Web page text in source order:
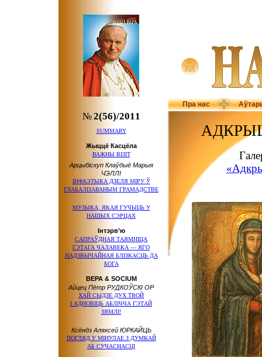
Пра нас
№2(56)/2011
SUMMARY
Жыццё Касцёла
ВАЖНЫ ВІЗІТ
Арцыбіскуп Клаўдыё Марыя
ЧЭЛЛІ
ІНФАЭТЫКА ДЗЕЛЯ МІРУ Ў
ГЛАБАЛІЗАВАНЫМ ГРАМАДСТВЕ
МУЗЫКА, ЯКАЯ ГУЧЫЦЬ У
НАШЫХ СЭРЦАХ
Інтэрв’ю
САПРАЎДНАЯ ТАЯМНІЦА
ГЭТАГА ЧАЛАВЕКА — ЯГО
НАДЗВЫЧАЙНАЯ БЛІЗКАСЦЬ ДА
БОГА
ВЕРА & SOCIUM
Айцец Пётр РУДКОЎСКІ OP
ХАЙ СЫДЗЕ ДУХ ТВОЙ
І АДНОВІЦЬ АБЛІЧЧА ГЭТАЙ
ЗЯМЛІ!
Ксёндз Аляксей ЮРКАЙЦЬ
ПОГЛЯД У МІНУЛАЕ З ДУМКАЙ
АБ СУЧАСНАСЦІ